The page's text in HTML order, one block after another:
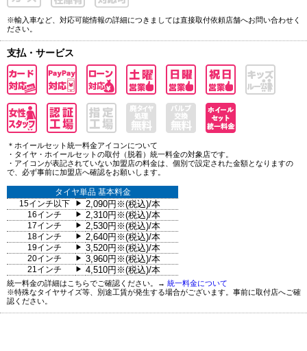
※輸入車など、対応可能情報の詳細につきましては直接取付依頼店舗へお問い合わせく
ださい。
支払・サービス
＊ホイールセット統一料金アイコンについて
・タイヤ・ホイールセットの取付（脱着）統一料金の対象店です。
・アイコンが表記されていない加盟店の料金は、個別で設定された金額となりますの
で、必ず事前に加盟店へ確認をお願いします。
タイヤ単品 基本料金
15インチ以下
▶ 2,090円※(税込)/本
16インチ ▶ 2,310円※(税込)/本
17インチ ▶ 2,530円※(税込)/本
18インチ ▶ 2,640円※(税込)/本
19インチ ▶ 3,520円※(税込)/本
20インチ ▶ 3,960円※(税込)/本
21インチ ▶ 4,510円※(税込)/本
統一料金の詳細はこちらでご確認ください。→ 統一料金について
※特殊なタイヤサイズ等、別途工賃が発生する場合がございます。事前に取付店へご確
認ください。